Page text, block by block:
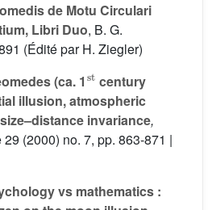
de Motu Circulari
Libri Duo, B. G.
(Édité par H. Ziegler)
(ca. 1
st
century
illusion, atmospheric
invariance,
29 (2000) no. 7, pp. 863-871 |
vs mathematics :